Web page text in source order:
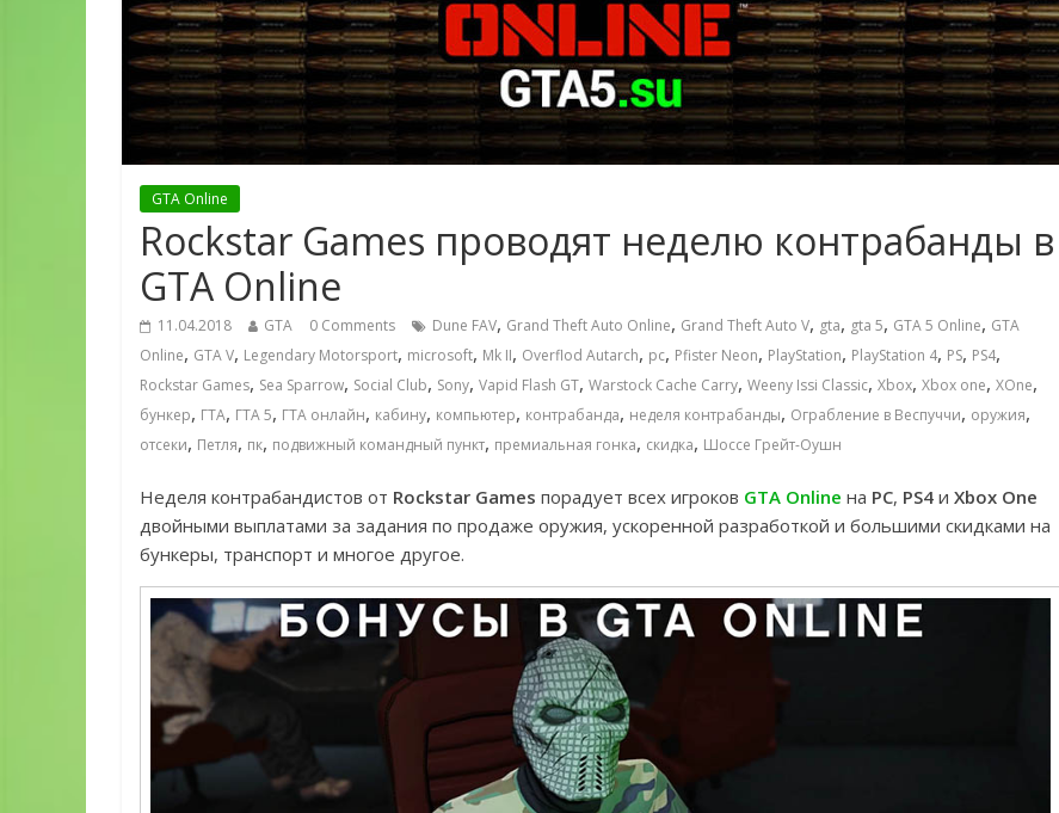
GTA Online
Rockstar Games проводят неделю контрабанды в
GTA Online
11.04.2018 GTA 0 Comments Dune FAV, Grand Theft Auto Online, Grand Theft Auto V, gta, gta 5, GTA 5 Online, GTA
Online, GTA V, Legendary Motorsport, microsoft, Mk II, Overflod Autarch, pc, Pfister Neon, PlayStation, PlayStation 4, PS, PS4,
Rockstar Games, Sea Sparrow, Social Club, Sony, Vapid Flash GT, Warstock Cache Carry, Weeny Issi Classic, Xbox, Xbox one, XOne,
бункер, ГТА, ГТА 5, ГТА онлайн, кабину, компьютер, контрабанда, неделя контрабанды, Ограбление в Веспуччи, оружия,
отсеки, Петля, пк, подвижный командный пункт, премиальная гонка, скидка, Шоссе Грейт-Оушн
Неделя контрабандистов от Rockstar Games порадует всех игроков GTA Online на PC, PS4 и Xbox One
двойными выплатами за задания по продаже оружия, ускоренной разработкой и большими скидками на
бункеры, транспорт и многое другое.